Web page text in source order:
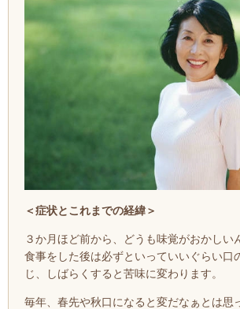
＜症状とこれまでの経緯＞
３か月ほど前から、どうも味覚がおかしい
食事をした後は必ずといっていいぐらい口
じ、しばらくすると苦味に変わります。
毎年、春先や秋口になると変だなぁとは思